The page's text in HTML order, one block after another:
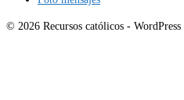
© 2026 Recursos católicos -